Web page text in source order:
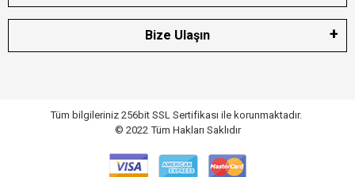
Bize Ulaşın
Tüm bilgileriniz 256bit SSL Sertifikası ile korunmaktadır.
© 2022 Tüm Hakları Saklıdır